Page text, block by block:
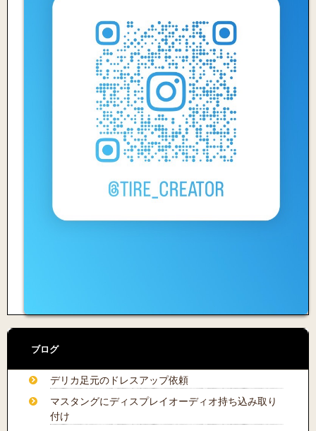
ブログ
デリカ足元のドレスアップ依頼
マスタングにディスプレイオーディオ持ち込み取り
付け